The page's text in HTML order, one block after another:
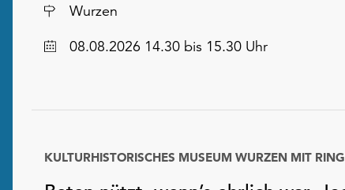
Ort
Wurzen
Datum08.08.2026 14.30 bis 15.30 Uhr